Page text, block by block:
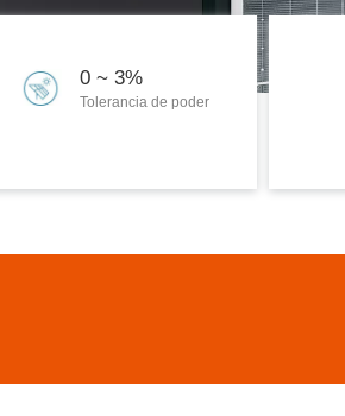
0 ~ 3%
Tolerancia de poder